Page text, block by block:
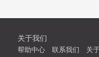
关于我们
帮助中心 联系我们 关